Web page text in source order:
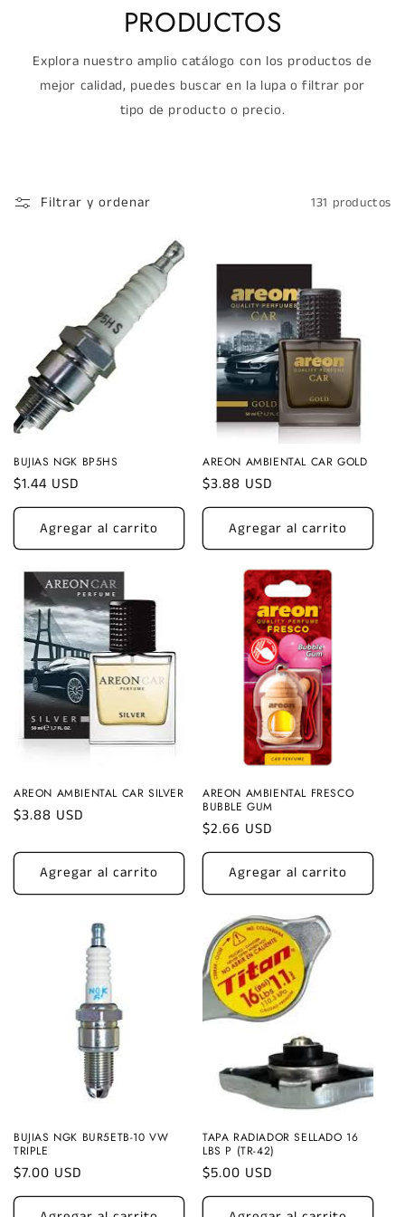
PRODUCTOS
Explora nuestro amplio catálogo con los productos de
mejor calidad, puedes buscar en la lupa o filtrar por
tipo de producto o precio.
Filtrar y ordenar 131 productos
BUJIAS NGK BP5HS
Precio
habitual
$1.44 USD
Agregar al carrito
AREON AMBIENTAL CAR GOLD
Precio
habitual
$3.88 USD
Agregar al carrito
AREON AMBIENTAL CAR SILVER
Precio
$3.88 USD
Agregar al carrito
AREON AMBIENTAL FRESCO
BUBBLE GUM
Precio
habitual
$2.66 USD
Agregar al carrito
BUJIAS NGK BUR5ETB-10 VW
TRIPLE
Precio
habitual
$7.00 USD
TAPA RADIADOR SELLADO 16
LBS P (TR-42)
Precio
habitual
$5.00 USD